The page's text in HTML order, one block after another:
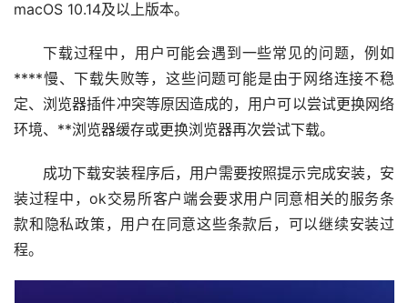
macOS 10.14及以上版本。
下载过程中，用户可能会遇到一些常见的问题，例如
****慢、下载失败等，这些问题可能是由于网络连接不稳
定、浏览器插件冲突等原因造成的，用户可以尝试更换网络
环境、**浏览器缓存或更换浏览器再次尝试下载。
成功下载安装程序后，用户需要按照提示完成安装，安
装过程中，ok交易所客户端会要求用户同意相关的服务条
款和隐私政策，用户在同意这些条款后，可以继续安装过
程。